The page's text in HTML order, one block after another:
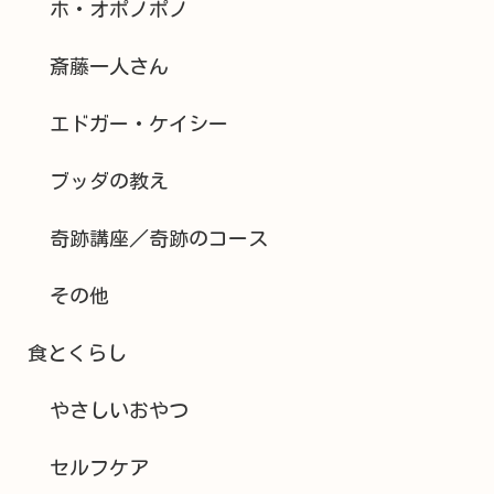
ホ・オポノポノ
斎藤一人さん
エドガー・ケイシー
ブッダの教え
奇跡講座／奇跡のコース
その他
食とくらし
やさしいおやつ
セルフケア